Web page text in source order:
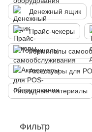
Денежный ящик
Прайс-чекеры
Терминалы
Аксессуары для
Расходные материалы
Фильтр